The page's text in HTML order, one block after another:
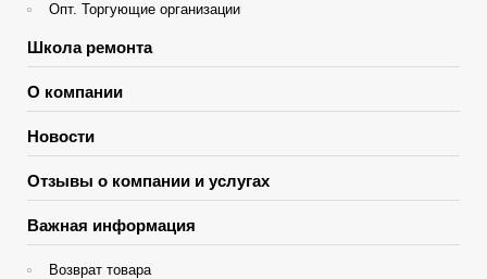
Опт. Торгующие организации
Школа ремонта
О компании
Новости
Отзывы о компании и услугах
Важная информация
Возврат товара